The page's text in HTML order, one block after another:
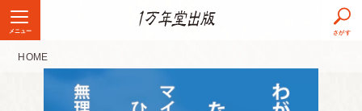
メニュー さがす
HOME